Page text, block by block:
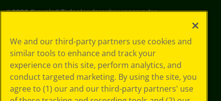
©2026Crayola® Todos los derechos reservados.
de privacidad
Política de
privacidad
Términos de SMS
GDPR
Aviso de
We and our third-party partners use cookies and
similar tools to enhance and track your
experience on this site, perform analytics, and
conduct targeted marketing. By using the site, you
agree to (1) our and our third-party partners' use